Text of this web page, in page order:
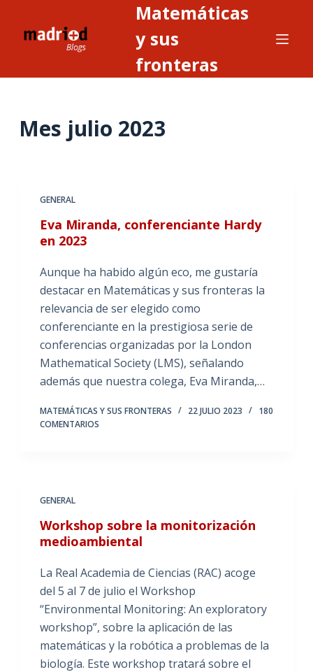
Matemáticas
y sus
fronteras
Mes julio 2023
GENERAL
Eva Miranda, conferenciante Hardy
en 2023
Aunque ha habido algún eco, me gustaría
destacar en Matemáticas y sus fronteras la
relevancia de ser elegido como
conferenciante en la prestigiosa serie de
conferencias organizadas por la London
Mathematical Society (LMS), señalando
además que nuestra colega, Eva Miranda,…
MATEMÁTICAS Y SUS FRONTERAS 22 JULIO 2023
180
COMENTARIOS
GENERAL
Workshop sobre la monitorización
medioambiental
La Real Academia de Ciencias (RAC) acoge
del 5 al 7 de julio el Workshop
“Environmental Monitoring: An exploratory
workshop”, sobre la aplicación de las
matemáticas y la robótica a problemas de la
biología. Este workshop tratará sobre el